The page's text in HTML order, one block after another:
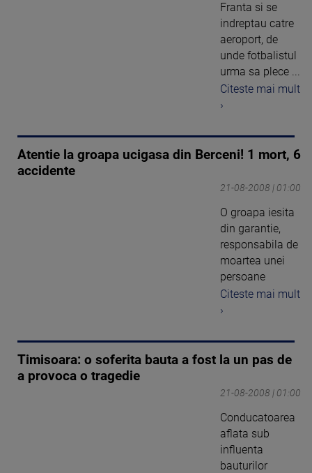
Franta si se
indreptau catre
aeroport, de
unde fotbalistul
urma sa plece ...
Citeste mai mult
›
Atentie la groapa ucigasa din Berceni! 1 mort, 6
accidente
21-08-2008 | 01:00
O groapa iesita
din garantie,
responsabila de
moartea unei
persoane
Citeste mai mult
›
Timisoara: o soferita bauta a fost la un pas de
a provoca o tragedie
21-08-2008 | 01:00
Conducatoarea
aflata sub
influenta
bauturilor